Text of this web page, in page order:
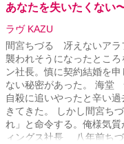
あなたを失いたくない
ラヴ KAZU
間宮ちづる 冴えないアラ
襲われそうになったとこ
ン社長。慎に契約結婚を
ない秘密があった。 海
自殺に追いやったと辛い
きてきた。 しかし間宮ち
れ」と命令する。俺様気
ィングス社長 八年前ちづ